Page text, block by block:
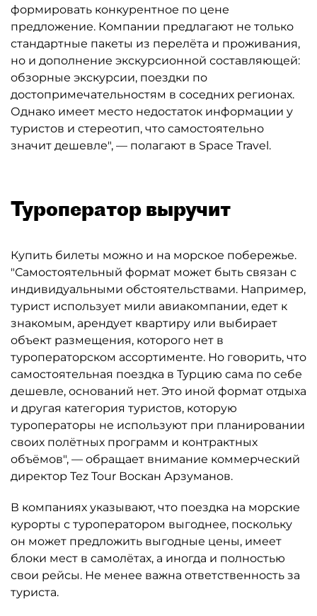
формировать конкурентное по цене
предложение. Компании предлагают не только
стандартные пакеты из перелёта и проживания,
но и дополнение экскурсионной составляющей:
обзорные экскурсии, поездки по
достопримечательностям в соседних регионах.
Однако имеет место недостаток информации у
туристов и стереотип, что самостоятельно
значит дешевле", — полагают в Space Travel.
Туроператор выручит
Купить билеты можно и на морское побережье.
"Самостоятельный формат может быть связан с
индивидуальными обстоятельствами. Например,
турист использует мили авиакомпании, едет к
знакомым, арендует квартиру или выбирает
объект размещения, которого нет в
туроператорском ассортименте. Но говорить, что
самостоятельная поездка в Турцию сама по себе
дешевле, оснований нет. Это иной формат отдыха
и другая категория туристов, которую
туроператоры не используют при планировании
своих полётных программ и контрактных
объёмов", — обращает внимание коммерческий
директор Tez Tour Воскан Арзуманов.
В компаниях указывают, что поездка на морские
курорты с туроператором выгоднее, поскольку
он может предложить выгодные цены, имеет
блоки мест в самолётах, а иногда и полностью
свои рейсы. Не менее важна ответственность за
туриста.